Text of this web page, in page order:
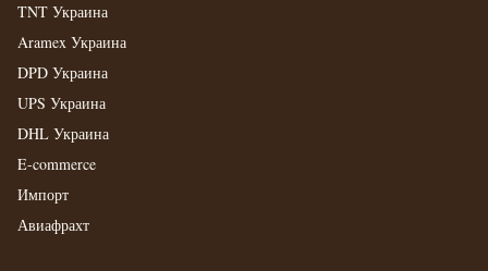
TNT Украина
Aramex Украина
DPD Украина
UPS Украина
DHL Украина
E-commerce
Импорт
Авиафрахт